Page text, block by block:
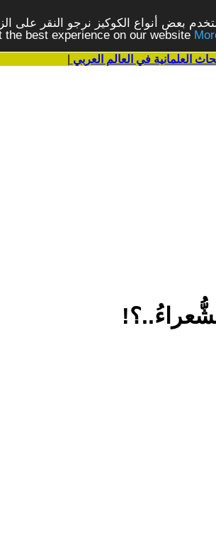
بعض أنواع الكوكيز نرجو النقر على
best experience on our website
العلمانية في العالم العربي